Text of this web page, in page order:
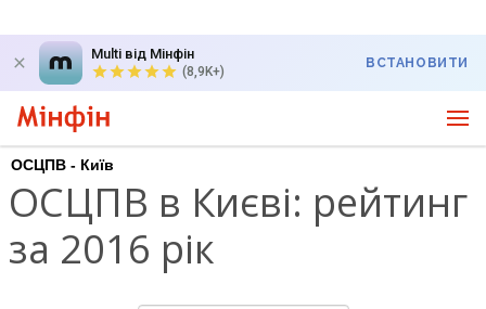
Multi від Мінфін
(8,9K+)
ВСТАНОВИТИ
ОСЦПВ - Київ
ОСЦПВ в Києві: рейтинг
за 2016 рік